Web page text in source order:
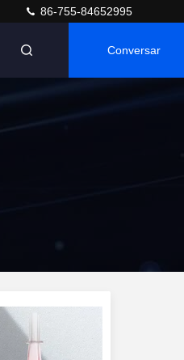
86-755-84652995
Conversar